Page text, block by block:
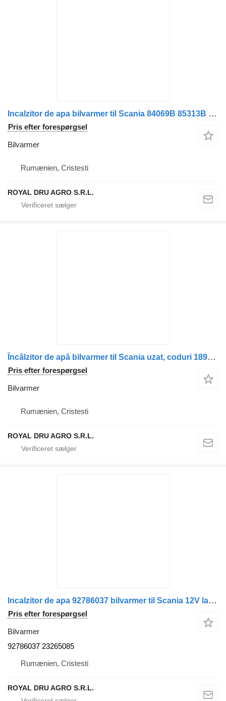
Incalzitor de apa bilvarmer til Scania 84069B 85313B 9810066A 12V utilizat lastbil
Pris efter forespørgsel
Bilvarmer
Rumænien, Cristesti
ROYAL DRU AGRO S.R.L.
Încălzitor de apă bilvarmer til Scania uzat, coduri 1899207, 1432727, 2116380, 1900054 lastbil
Pris efter forespørgsel
Bilvarmer
Rumænien, Cristesti
ROYAL DRU AGRO S.R.L.
Incalzitor de apa 92786037 bilvarmer til Scania 12V lastbil
Pris efter forespørgsel
Bilvarmer
92786037 23265085
Rumænien, Cristesti
ROYAL DRU AGRO S.R.L.